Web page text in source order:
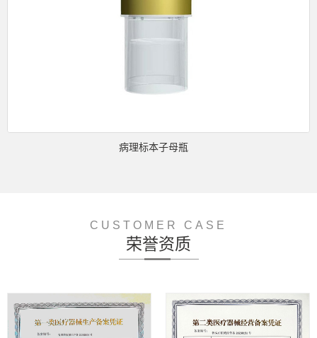
病理标本子母瓶
CUSTOMER CASE
荣誉资质